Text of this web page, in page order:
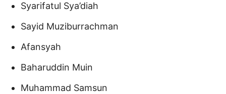
Syarifatul Sya’diah
Sayid Muziburrachman
Afansyah
Baharuddin Muin
Muhammad Samsun